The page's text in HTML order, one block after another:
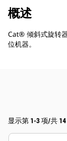
概述
Cat® 倾斜式旋转
位机器。
显示第 1-3 项/共 14